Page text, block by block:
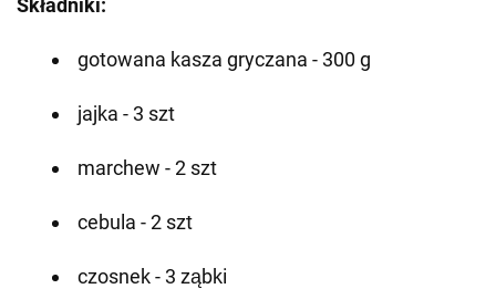
Składniki:
gotowana kasza gryczana - 300 g
jajka - 3 szt
marchew - 2 szt
cebula - 2 szt
czosnek - 3 ząbki